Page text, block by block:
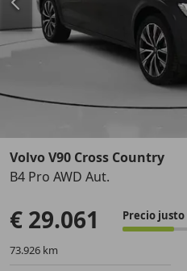
Anterior
Volvo V90 Cross Country
B4 Pro AWD Aut.
€ 29.061 Precio justo
73.926 km